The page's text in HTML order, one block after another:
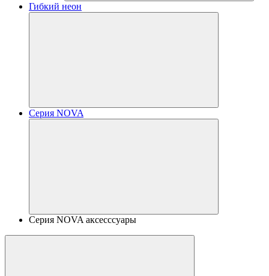
Гибкий неон
Серия NOVA
Серия NOVA аксесссуары